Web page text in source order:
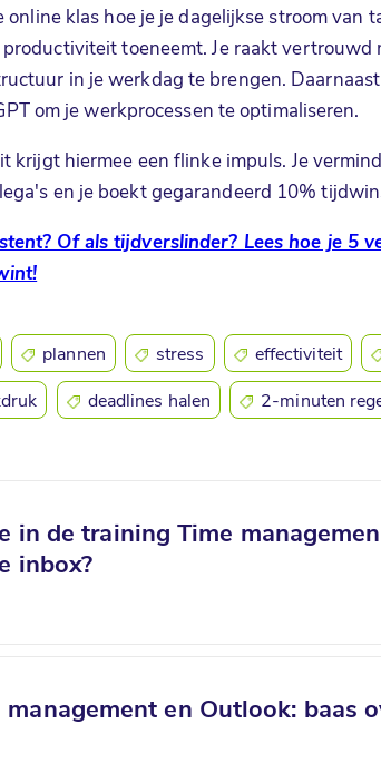
online klas hoe je je dagelijkse stroom van
toeneemt. Je raakt vertrouwd
in je werkdag te brengen.
om je werkprocessen te optimaliseren.
krijgt hiermee een flinke impuls. Je
en je boekt gegarandeerd 10%
Of als tijdverslinder? Lees hoe je 5
plannen stress effectiviteit
deadlines halen 2-minuten
in detrainingTime
inbox?
management en Outlook: baas